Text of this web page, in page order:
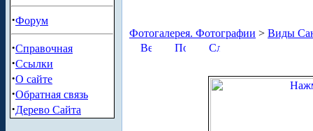
·Форум
·Справочная
·Ссылки
·О сайте
·Обратная связь
·Дерево Сайта
Фотогалерея. Фотографии > Виды